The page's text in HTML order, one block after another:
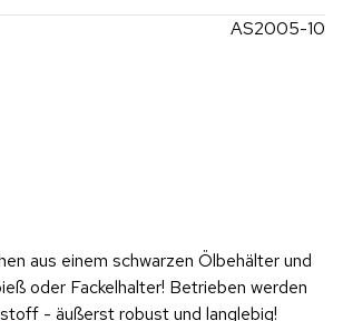
AS2005-10
aus einem schwarzen Ölbehälter und
oder Fackelhalter! Betrieben werden
- äußerst robust und langlebig!